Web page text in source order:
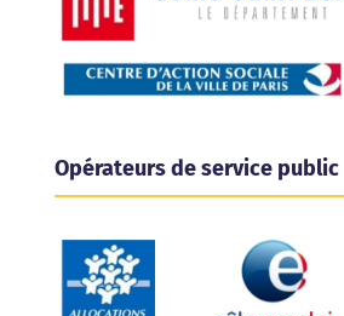
Opérateurs de service public